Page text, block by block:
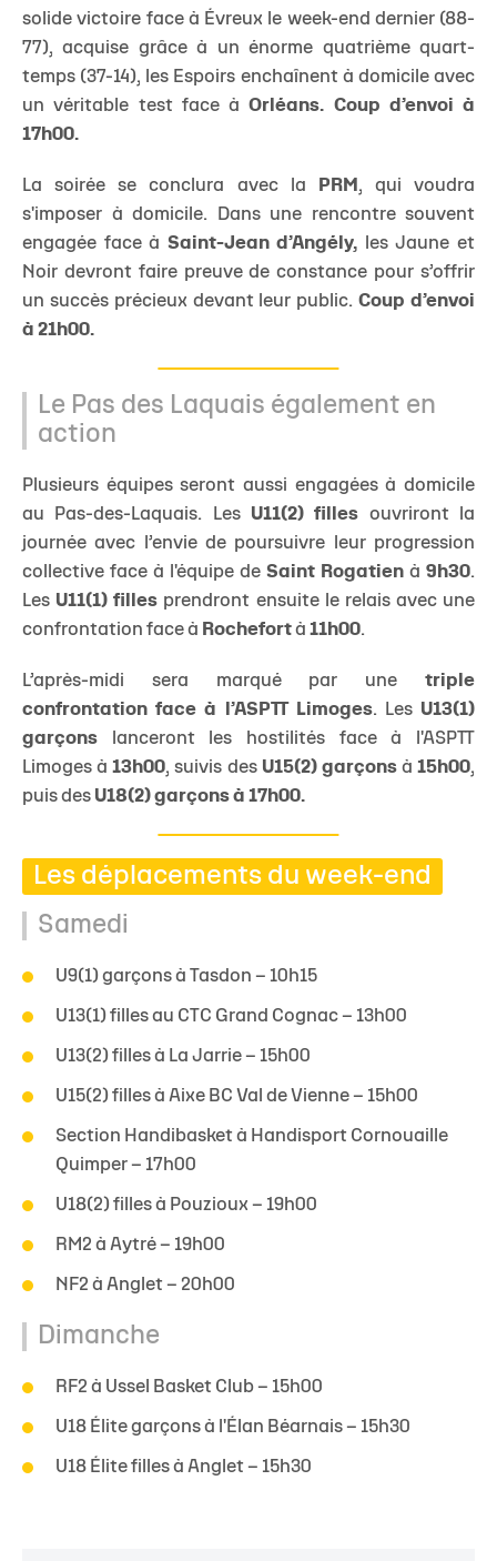
solide victoire face à Évreux le week-end dernier (88-
77), acquise grâce à un énorme quatrième quart-
temps (37-14), les Espoirs enchaînent à domicile avec
un véritable test face àOrléans. Coup d’envoi à
17h00.
La soirée se conclura avec la PRM , qui voudra
s'imposer à domicile. Dans une rencontre souvent
engagée face à Saint-Jean d’Angély, les Jaune et
Noir devront faire preuve de constance pour s’offrir
un succès précieux devant leur public.Coup d’envoi
à 21h00.
Le Pas des Laquais également en
action
Plusieurs équipes seront aussi engagées à domicile
au Pas-des-Laquais. Les U11(2) filles ouvriront la
journée avec l’envie de poursuivre leur progression
collective face à l'équipe de Saint Rogatien à 9h30.
Les U11(1) filles prendront ensuite le relais avec une
confrontation face à Rochefort à 11h00.
L’après-midi sera marqué par une triple
confrontation face à l’ASPTT Limoges. Les U13(1)
garçons lanceront les hostilités face à l'ASPTT
Limoges à13h00, suivis des U15(2) garçonsà 15h00,
puis des U18(2) garçons à 17h00.
Les déplacements du week-end
Samedi
U9(1) garçons à Tasdon – 10h15
U13(1) filles au CTC Grand Cognac – 13h00
U13(2) filles à La Jarrie – 15h00
U15(2) filles à Aixe BC Val de Vienne – 15h00
Section Handibasket à Handisport Cornouaille
Quimper – 17h00
U18(2) filles à Pouzioux – 19h00
RM2 à Aytré – 19h00
NF2 à Anglet – 20h00
Dimanche
RF2 à Ussel Basket Club – 15h00
U18 Élite garçons à l'Élan Béarnais – 15h30
U18 Élite filles à Anglet – 15h30